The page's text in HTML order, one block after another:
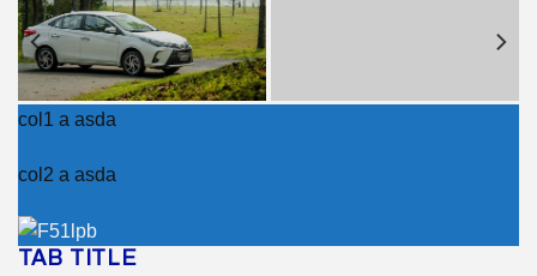
col1 a asda
col2 a asda
TAB TITLE